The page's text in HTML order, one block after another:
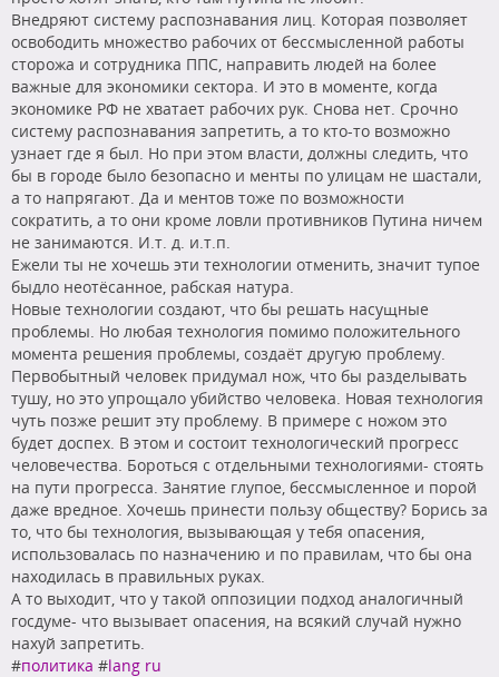
Внедряют систему распознавания лиц. Которая позволяет
освободить множество рабочих от бессмысленной работы
сторожа и сотрудника ППС, направить людей на более
важные для экономики сектора. И это в моменте, когда
экономике РФ не хватает рабочих рук. Снова нет. Срочно
систему распознавания запретить, а то кто-то возможно
узнает где я был. Но при этом власти, должны следить, что
бы в городе было безопасно и менты по улицам не шастали,
а то напрягают. Да и ментов тоже по возможности
сократить, а то они кроме ловли противников Путина ничем
не занимаются. И.т. д. и.т.п.
Ежели ты не хочешь эти технологии отменить, значит тупое
быдло неотёсанное, рабская натура.
Новые технологии создают, что бы решать насущные
проблемы. Но любая технология помимо положительного
момента решения проблемы, создаёт другую проблему.
Первобытный человек придумал нож, что бы разделывать
тушу, но это упрощало убийство человека. Новая технология
чуть позже решит эту проблему. В примере с ножом это
будет доспех. В этом и состоит технологический прогресс
человечества. Бороться с отдельными технологиями- стоять
на пути прогресса. Занятие глупое, бессмысленное и порой
даже вредное. Хочешь принести пользу обществу? Борись за
то, что бы технология, вызывающая у тебя опасения,
использовалась по назначению и по правилам, что бы она
находилась в правильных руках.
А то выходит, что у такой оппозиции подход аналогичный
госдуме- что вызывает опасения, на всякий случай нужно
нахуй запретить.
#политика #lang ru